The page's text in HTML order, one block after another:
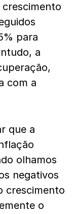
para
a
com a
que a
olhamos
negativos
crescimento
o